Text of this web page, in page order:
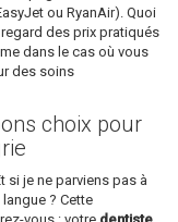
ou RyanAir). Quoi
des prix pratiqués
dans le cas où vous
des soins
choix pour
si je ne parviens pas à
? Cette